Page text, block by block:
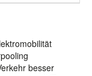
besser